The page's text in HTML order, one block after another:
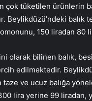
çok tüketilen ürünlerin
Beylikdüzü’ndeki balık
150 liradan
olarak bilinen balık,
edilmektedir.
ve ucuz balığa
lira yerine 99 liradan,